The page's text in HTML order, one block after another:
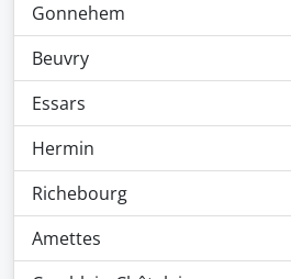
Gonnehem
Beuvry
Essars
Hermin
Richebourg
Amettes